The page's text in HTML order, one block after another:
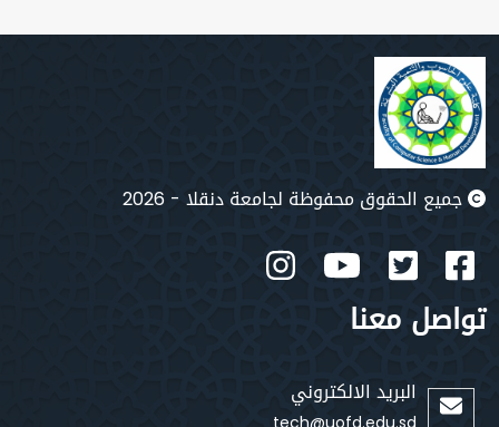
جميع الحقوق محفوظة لجامعة دنقلا - 2026
تواصل معنا
البريد الالكتروني